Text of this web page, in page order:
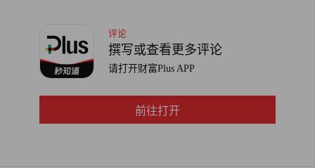
译者：梁宇
审校：夏林
评论
撰写或查看更多评论
请打开财富Plus APP
前往打开